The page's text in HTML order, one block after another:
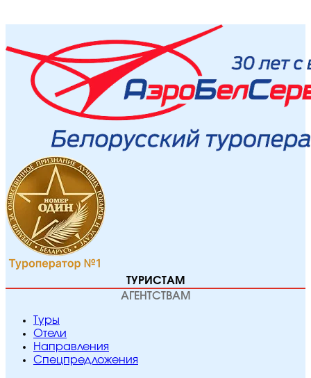
ТУРИСТАМ
АГЕНТСТВАМ
Туры
Отели
Направления
Спецпредложения